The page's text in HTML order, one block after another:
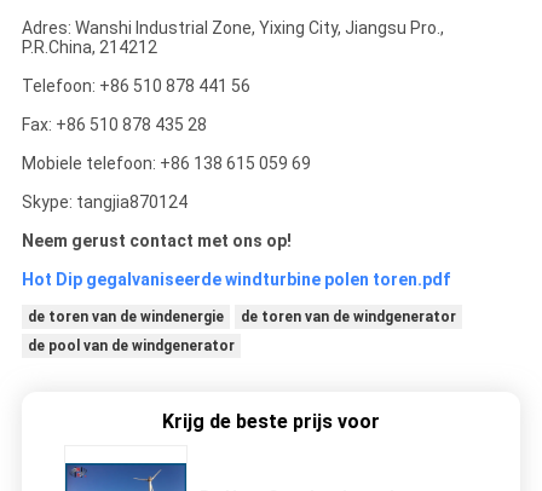
Adres: Wanshi Industrial Zone, Yixing City, Jiangsu Pro.,
P.R.China, 214212
Telefoon: +86 510 878 441 56
Fax: +86 510 878 435 28
Mobiele telefoon: +86 138 615 059 69
Skype: tangjia870124
Neem gerust contact met ons op!
Hot Dip gegalvaniseerde windturbine polen toren.pdf
de toren van de windenergie
de toren van de windgenerator
de pool van de windgenerator
Krijg de beste prijs voor